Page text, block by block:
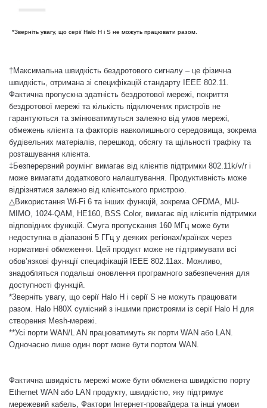
*Зверніть увагу, що серії Halo H і S не можуть працювати разом.
†Максимальна швидкість бездротового сигналу – це фізична
швидкість, отримана зі специфікацій стандарту IEEE 802.11.
Фактична пропускна здатність бездротової мережі, покриття
бездротової мережі та кількість підключених пристроїв не
гарантуються та змінюватимуться залежно від умов мережі,
обмежень клієнта та факторів навколишнього середовища, зокрема
будівельних матеріалів, перешкод, обсягу та щільності трафіку та
розташування клієнта.
‡Безперервний роумінг вимагає від клієнтів підтримки 802.11k/v/r і
може вимагати додаткового налаштування. Продуктивність може
відрізнятися залежно від клієнтського пристрою.
△Використання Wi-Fi 6 та інших функцій, зокрема OFDMA, MU-
MIMO, 1024-QAM, HE160, BSS Color, вимагає від клієнтів підтримки
відповідних функцій. Смуга пропускання 160 МГц може бути
недоступна в діапазоні 5 ГГц у деяких регіонах/країнах через
нормативні обмеження. Цей продукт може не підтримувати всі
обов’язкові функції специфікацій IEEE 802.11ax. Можливо,
знадобляться подальші оновлення програмного забезпечення для
доступності функцій.
*Зверніть увагу, що серії Halo H і серії S не можуть працювати
разом. Halo H80X сумісний з іншими пристроями із серії Halo H для
створення Mesh-мережі.
**Усі порти WAN/L AN працюватимуть як порти WAN або LAN.
Одночасно лише один порт може бути портом WAN.
Фактична швидкість мережі може бути обмежена швидкістю порту
Ethernet WAN або LAN продукту, швидкістю, яку підтримує
мережевий кабель, Фактори Інтернет-провайдера та інші умови